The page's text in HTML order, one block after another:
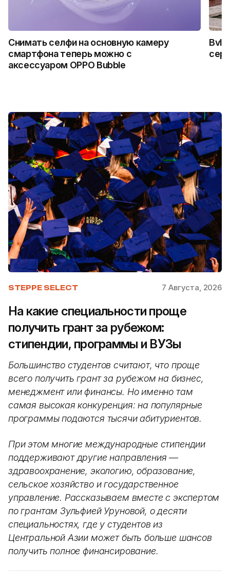
Снимать селфи на основную камеру
смартфона теперь можно с
аксессуаром OPPO Bubble
STEPPE SELECT 7 Августа, 2026
На какие специальности проще
получить грант за рубежом:
стипендии, программы и ВУЗы
Большинство студентов считают, что проще
всего получить грант за рубежом на бизнес,
менеджмент или финансы. Но именно там
самая высокая конкуренция: на популярные
программы подаются тысячи абитуриентов.
При этом многие международные стипендии
поддерживают другие направления —
здравоохранение, экологию, образование,
сельское хозяйство и государственное
управление. Рассказываем вместе с экспертом
по грантам Зульфией Уруновой, о десяти
специальностях, где у студентов из
Центральной Азии может быть больше шансов
получить полное финансирование.